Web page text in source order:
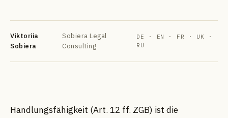
Viktoriia
Sobiera
Sobiera Legal
Consulting
DE · EN · FR · UK ·
RU
Handlungsfähigkeit (Art. 12 ff. ZGB) ist die